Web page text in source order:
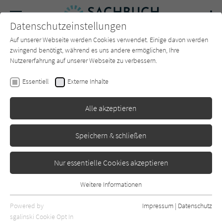
SUCHE Forum Charts Newsletter
Anja Niekerken
was Sinnvolles
Knaur
Datenschutzeinstellungen
Auf unserer Webseite werden Cookies verwendet. Einige davon werden
zwingend benötigt, während es uns andere ermöglichen, Ihre
Nutzererfahrung auf unserer Webseite zu verbessern.
Essentiell Externe Inhalte
Alle akzeptieren
Speichern & schließen
Nur essentielle Cookies akzeptieren
Essentielle Cookies werden für grundlegende Funktionen der
Webseite benötigt. Dadurch ist gewährleistet, dass die Webseite
Weitere Informationen
Powered by
sgalinski Cookie Opt In
Impressum | Datenschutz